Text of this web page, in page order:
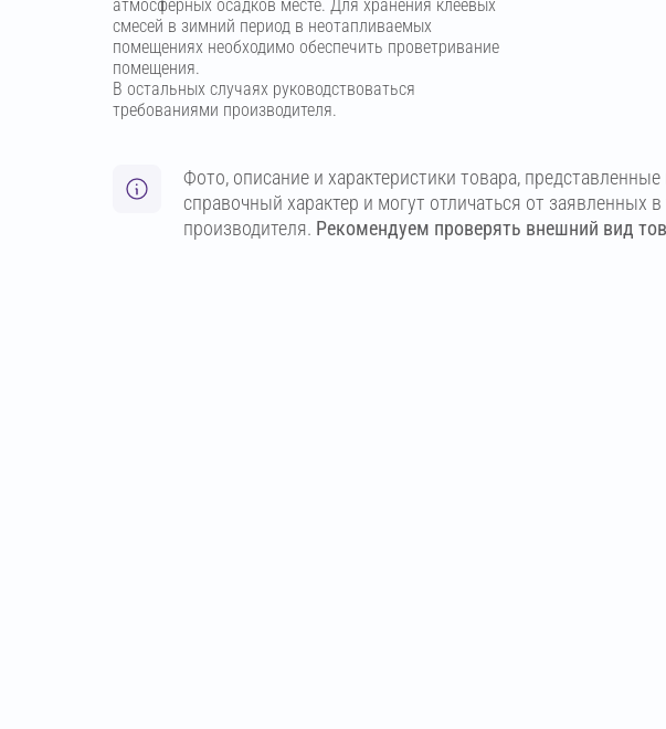
атмосферных осадков месте. Для хранения клеевых
смесей в зимний период в неотапливаемых
помещениях необходимо обеспечить проветривание
помещения.
В остальных случаях руководствоваться
требованиями производителя.
Фото, описание и характеристики товара,
справочный характер и могут отличаться от заявленных
производителя. Рекомендуем проверять внешний вид